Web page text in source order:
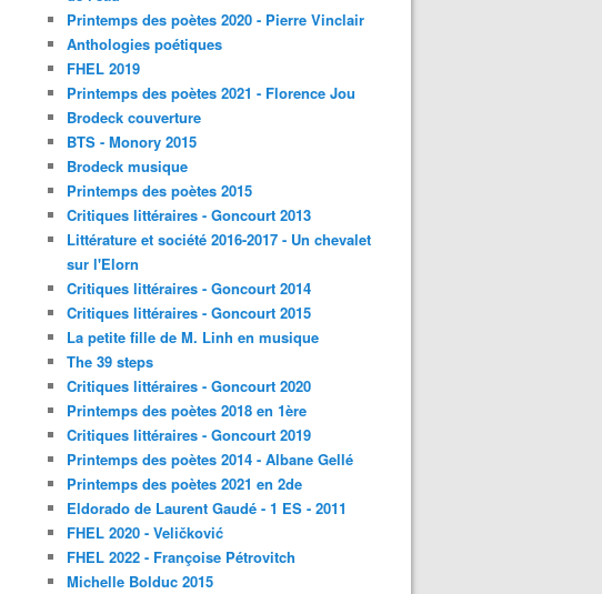
Printemps des poètes 2020 - Pierre Vinclair
Anthologies poétiques
FHEL 2019
Printemps des poètes 2021 - Florence Jou
Brodeck couverture
BTS - Monory 2015
Brodeck musique
Printemps des poètes 2015
Critiques littéraires - Goncourt 2013
Littérature et société 2016-2017 - Un chevalet
sur l'Elorn
Critiques littéraires - Goncourt 2014
Critiques littéraires - Goncourt 2015
La petite fille de M. Linh en musique
The 39 steps
Critiques littéraires - Goncourt 2020
Printemps des poètes 2018 en 1ère
Critiques littéraires - Goncourt 2019
Printemps des poètes 2014 - Albane Gellé
Printemps des poètes 2021 en 2de
Eldorado de Laurent Gaudé - 1 ES - 2011
FHEL 2020 - Veličković
FHEL 2022 - Françoise Pétrovitch
Michelle Bolduc 2015